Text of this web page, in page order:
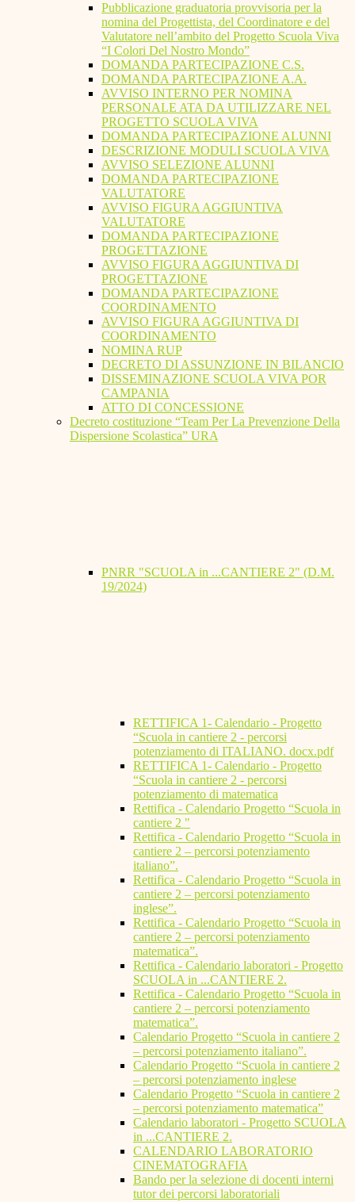
Pubblicazione graduatoria provvisoria per la
nomina del Progettista, del Coordinatore e del
Valutatore nell’ambito del Progetto Scuola Viva
“I Colori Del Nostro Mondo”
DOMANDA PARTECIPAZIONE C.S.
DOMANDA PARTECIPAZIONE A.A.
AVVISO INTERNO PER NOMINA
PERSONALE ATA DA UTILIZZARE NEL
PROGETTO SCUOLA VIVA
DOMANDA PARTECIPAZIONE ALUNNI
DESCRIZIONE MODULI SCUOLA VIVA
AVVISO SELEZIONE ALUNNI
DOMANDA PARTECIPAZIONE
VALUTATORE
AVVISO FIGURA AGGIUNTIVA
VALUTATORE
DOMANDA PARTECIPAZIONE
PROGETTAZIONE
AVVISO FIGURA AGGIUNTIVA DI
PROGETTAZIONE
DOMANDA PARTECIPAZIONE
COORDINAMENTO
AVVISO FIGURA AGGIUNTIVA DI
COORDINAMENTO
NOMINA RUP
DECRETO DI ASSUNZIONE IN BILANCIO
DISSEMINAZIONE SCUOLA VIVA POR
CAMPANIA
ATTO DI CONCESSIONE
Decreto costituzione “Team Per La Prevenzione Della
Dispersione Scolastica” URA
PNRR "SCUOLA in ...CANTIERE 2" (D.M.
19/2024)
RETTIFICA 1- Calendario - Progetto
“Scuola in cantiere 2 - percorsi
potenziamento di ITALIANO. docx.pdf
RETTIFICA 1- Calendario - Progetto
“Scuola in cantiere 2 - percorsi
potenziamento di matematica
Rettifica - Calendario Progetto “Scuola in
cantiere 2 "
Rettifica - Calendario Progetto “Scuola in
cantiere 2 – percorsi potenziamento
italiano”.
Rettifica - Calendario Progetto “Scuola in
cantiere 2 – percorsi potenziamento
inglese”.
Rettifica - Calendario Progetto “Scuola in
cantiere 2 – percorsi potenziamento
matematica”.
Rettifica - Calendario laboratori - Progetto
SCUOLA in ...CANTIERE 2.
Rettifica - Calendario Progetto “Scuola in
cantiere 2 – percorsi potenziamento
matematica”.
Calendario Progetto “Scuola in cantiere 2
– percorsi potenziamento italiano”.
Calendario Progetto “Scuola in cantiere 2
– percorsi potenziamento inglese
Calendario Progetto “Scuola in cantiere 2
– percorsi potenziamento matematica”
Calendario laboratori - Progetto SCUOLA
in ...CANTIERE 2.
CALENDARIO LABORATORIO
CINEMATOGRAFIA
Bando per la selezione di docenti interni
tutor dei percorsi laboratoriali